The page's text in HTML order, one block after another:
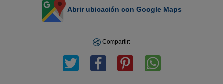
Abrir ubicación con Google Maps
Compartir: